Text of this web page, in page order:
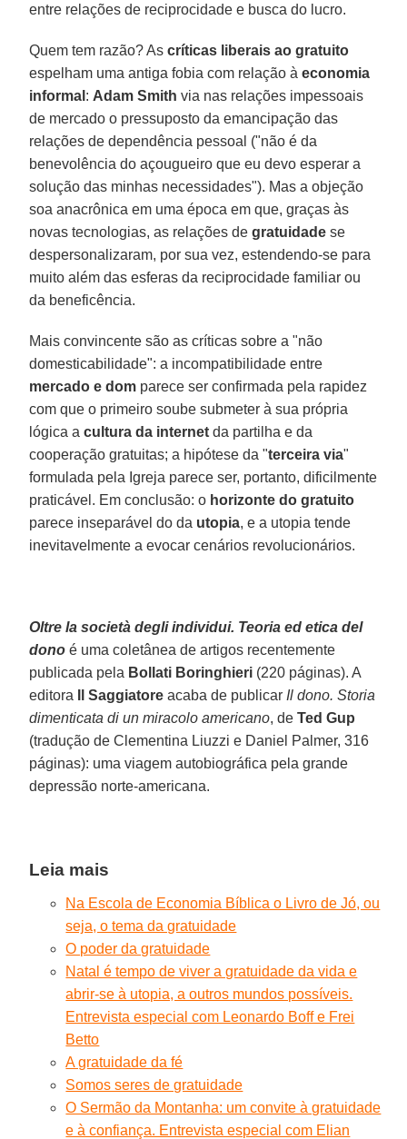
entre relações de reciprocidade e busca do lucro.
Quem tem razão? Ascríticas liberais ao gratuito
espelham uma antiga fobia com relação àeconomia
informal : Adam Smith via nas relações impessoais
de mercado o pressuposto da emancipação das
relações de dependência pessoal ("não é da
benevolência do açougueiro que eu devo esperar a
solução das minhas necessidades"). Mas a objeção
soa anacrônica em uma época em que, graças às
novas tecnologias, as relações degratuidade se
despersonalizaram, por sua vez, estendendo-se para
muito além das esferas da reciprocidade familiar ou
da beneficência.
Mais convincente são as críticas sobre a "não
domesticabilidade": a incompatibilidade entre
mercado e dom parece ser confirmada pela rapidez
com que o primeiro soube submeter à sua própria
lógica acultura da internet da partilha e da
cooperação gratuitas; a hipótese da "terceira via"
formulada pela Igreja parece ser, portanto, dificilmente
praticável. Em conclusão: o horizonte do gratuito
parece inseparável do da utopia, e a utopia tende
inevitavelmente a evocar cenários revolucionários.
Oltre la società degli individui. Teoria ed etica del
dono é uma coletânea de artigos recentemente
publicada pela Bollati Boringhieri (220 páginas). A
editora
Il Saggiatore acaba de publicar Il dono. Storia
dimenticata di un miracolo americano, deTed Gup
(tradução de Clementina Liuzzi e Daniel Palmer, 316
páginas): uma viagem autobiográfica pela grande
depressão norte-americana.
Leia mais
Na Escola de Economia Bíblica o Livro de Jó, ou
seja, o tema da gratuidade
O poder da gratuidade
Natal é tempo de viver a gratuidade da vida e
abrir-se à utopia, a outros mundos possíveis.
Entrevista especial com Leonardo Boff e Frei
Betto
A gratuidade da fé
Somos seres de gratuidade
O Sermão da Montanha: um convite à gratuidade
e à confiança. Entrevista especial com Elian